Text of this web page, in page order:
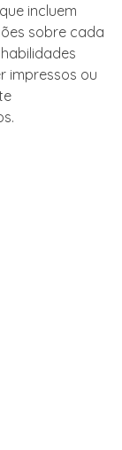
incluem
sobre cada
impressos ou